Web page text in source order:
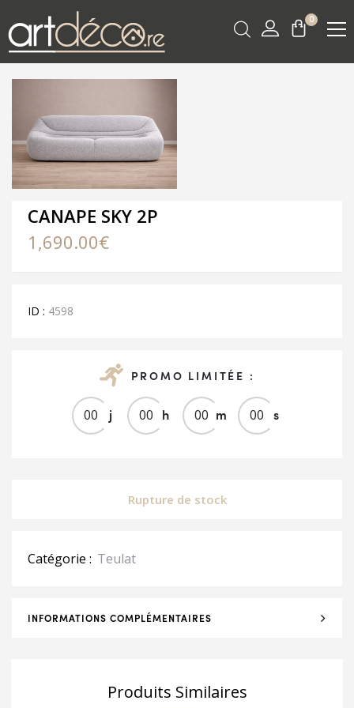
0
CANAPE SKY 2P
1,690.00€
ID : 4598
PROMO LIMITÉE :
00 j 00 h 00 m 00 s
Rupture de stock
Catégorie : Teulat
INFORMATIONS COMPLÉMENTAIRES
Produits Similaires